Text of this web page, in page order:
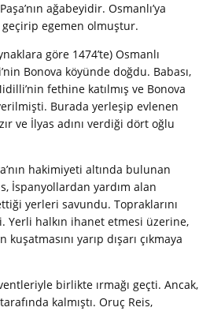
ağabeyidir. Osmanlı’ya
geçirip egemen olmuştur.
göre 1474’te) Osmanlı
Bonova köyünde doğdu. Babası,
fethine katılmış ve Bonova
Burada yerleşip evlenen
ve İlyas adını verdiği dört oğlu
hakimiyeti altında bulunan
İspanyollardan yardım alan
yerleri savundu. Topraklarını
Yerli halkın ihanet etmesi üzerine,
yarıp dışarı çıkmaya
birlikte ırmağı geçti. Ancak,
kalmıştı. Oruç Reis,